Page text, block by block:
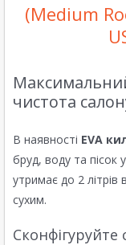
(Medium
чистота
В наявності EVA
бруд, воду та пісок
утримає до 2 літрів
сухим.
Сконфігуруйте